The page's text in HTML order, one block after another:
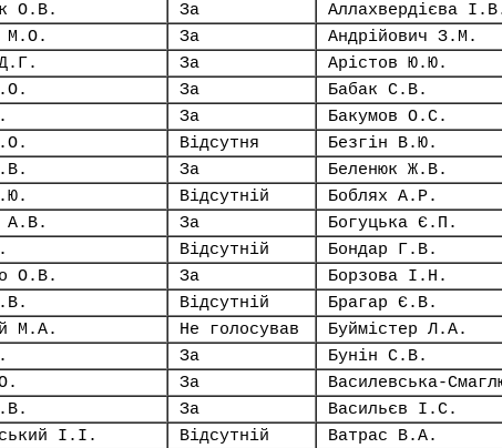
О.В.
За Аллахвердієва
М.О.
За Андрійович З.М.
За Арістов Ю.Ю.
За Бабак С.В.
За Бакумов О.С.
Відсутня Безгін В.Ю.
За Беленюк Ж.В.
Відсутній Боблях А.Р.
А.В.
За Богуцька Є.П.
Відсутній Бондар Г.В.
О.В.
За Борзова І.Н.
Відсутній Брагар Є.В.
М.А.
Не голосував Буймістер Л.А.
За Бунін С.В.
За Василевська-
За Васильєв І.С.
І.І.
Відсутній Ватрас В.А.